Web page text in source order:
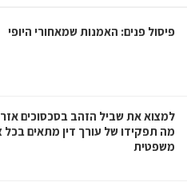
פיסול פנים: האמנות שמאחורי היופי
למצוא את שביל הזהב בסכסוכים
מה תפקידו של עורך דין מתאים בכל
משפטית